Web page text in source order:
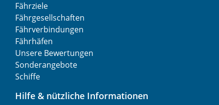
Fährziele
Fährgesellschaften
Fährverbindungen
Fährhäfen
Unsere Bewertungen
Sonderangebote
Schiffe
Hilfe & nützliche Informationen